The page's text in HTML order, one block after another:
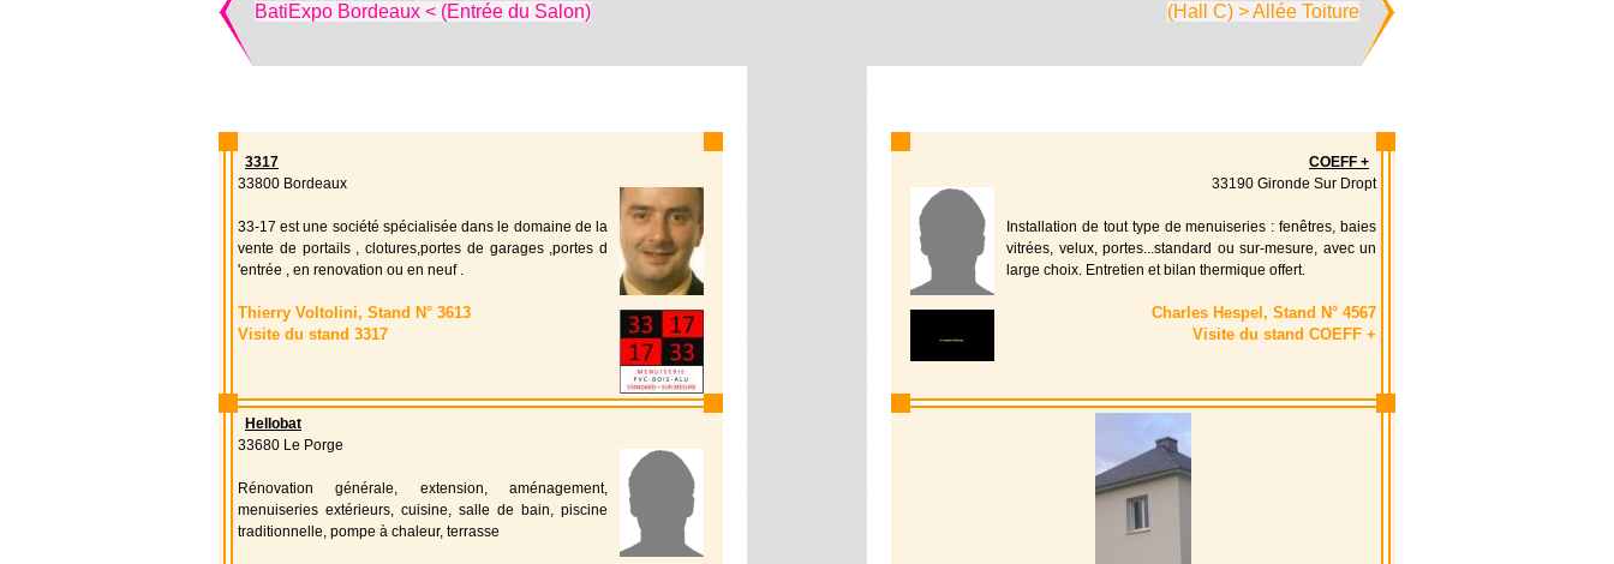
BatiExpo Bordeaux < (Entrée du Salon) (Hall C) > Allée Toiture
3317
33800 Bordeaux
33-17 est une société spécialisée dans le domaine de la
vente de portails , clotures,portes de garages ,portes d
'entrée , en renovation ou en neuf .
Thierry Voltolini, Stand N° 3613
Visite du stand 3317
COEFF +
33190 Gironde Sur Dropt
Installation de tout type de menuiseries : fenêtres, baies
vitrées, velux, portes...standard ou sur-mesure, avec un
large choix. Entretien et bilan thermique offert.
Charles Hespel, Stand N° 4567
Visite du stand COEFF +
Hellobat
33680 Le Porge
Rénovation générale, extension, aménagement,
menuiseries extérieurs, cuisine, salle de bain, piscine
traditionnelle, pompe à chaleur, terrasse